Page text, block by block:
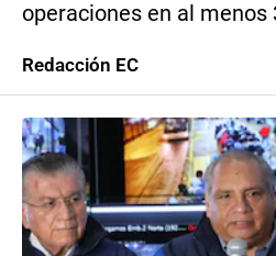
operaciones en al menos
Redacción EC